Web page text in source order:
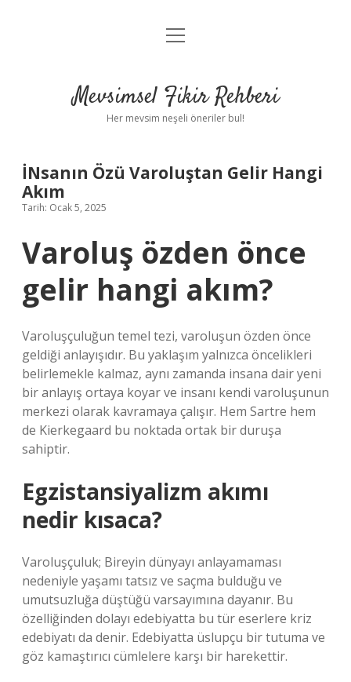
Anasayfa
Yasal Uyarı
menüyü
Mevsimsel Fikir Rehberi
Her mevsim neşeli öneriler bul!
İNsanın Özü Varoluştan Gelir Hangi
Akım
Tarih: Ocak 5, 2025
Varoluş özden önce
gelir hangi akım?
Varoluşçuluğun temel tezi, varoluşun özden önce
geldiği anlayışıdır. Bu yaklaşım yalnızca öncelikleri
belirlemekle kalmaz, aynı zamanda insana dair yeni
bir anlayış ortaya koyar ve insanı kendi varoluşunun
merkezi olarak kavramaya çalışır. Hem Sartre hem
de Kierkegaard bu noktada ortak bir duruşa
sahiptir.
Egzistansiyalizm akımı
nedir kısaca?
Varoluşçuluk; Bireyin dünyayı anlayamaması
nedeniyle yaşamı tatsız ve saçma bulduğu ve
umutsuzluğa düştüğü varsayımına dayanır. Bu
özelliğinden dolayı edebiyatta bu tür eserlere kriz
edebiyatı da denir. Edebiyatta üslupçu bir tutuma ve
göz kamaştırıcı cümlelere karşı bir harekettir.